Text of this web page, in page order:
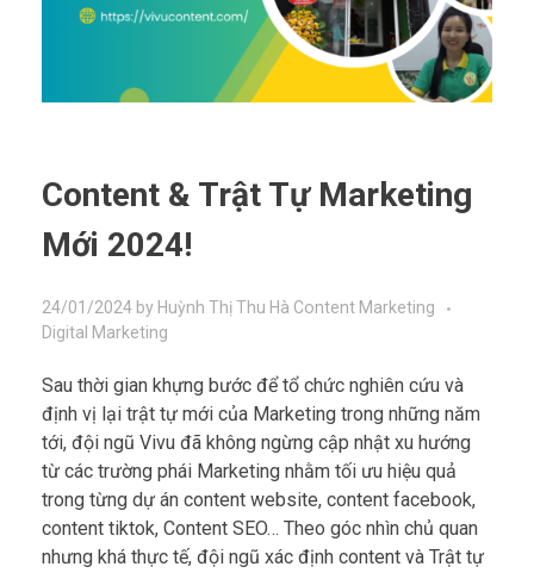
Content & Trật Tự Marketing
Mới 2024!
24/01/2024 by Huỳnh Thị Thu Hà Content Marketing
Digital Marketing
Sau thời gian khựng bước để tổ chức nghiên cứu và
định vị lại trật tự mới của Marketing trong những năm
tới, đội ngũ Vivu đã không ngừng cập nhật xu hướng
từ các trường phái Marketing nhằm tối ưu hiệu quả
trong từng dự án content website, content facebook,
content tiktok, Content SEO… Theo góc nhìn chủ quan
nhưng khá thực tế, đội ngũ xác định content và Trật tự